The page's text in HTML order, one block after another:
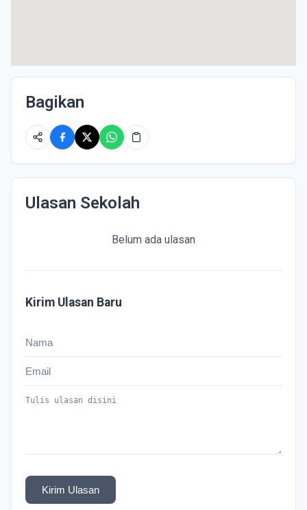
Bagikan
Ulasan Sekolah
Belum ada ulasan
Kirim Ulasan Baru
Kirim Ulasan